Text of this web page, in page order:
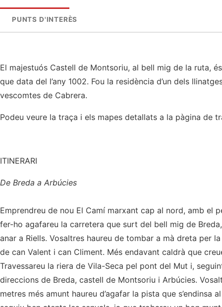
PUNTS D'INTERÈS
El majestuós Castell de Montsoriu, al bell mig de la ruta,
que data del l’any 1002. Fou la residència d’un dels
vescomtes de Cabrera.
Podeu veure la traça i els mapes detallats a la pàgina de
ITINERARI
De Breda a Arbúcies
Emprendreu de nou El Camí marxant cap al nord, amb el
fer-ho agafareu la carretera que surt del bell mig de
anar a Riells. Vosaltres haureu de tombar a mà dreta per
de can Valent i can Climent. Més endavant caldrà que
Travessareu la riera de Vila-Seca pel pont del Mut i,
direccions de Breda, castell de Montsoriu i Arbúcies.
metres més amunt haureu d’agafar la pista que s’endinsa